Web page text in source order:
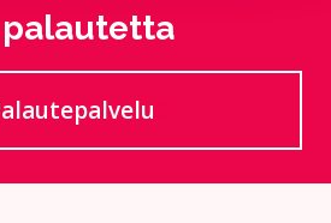
Siirtyy ulkoiselle